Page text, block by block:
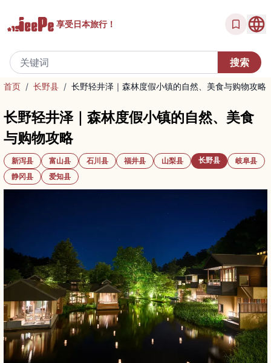
享受日本旅行！
首页 / 长野县 / 长野轻井泽｜森林度假小镇的自然、美食与购物攻略
长野轻井泽｜森林度假小镇的自然、美食
与购物攻略
新泻县 富山县 石川县 福井县 山梨县 长野县
岐阜县
静冈县
爱知县